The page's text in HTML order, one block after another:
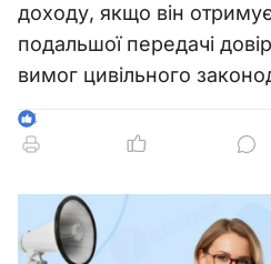
доходу, якщо він
подальшої передачі
вимог цивільного
4